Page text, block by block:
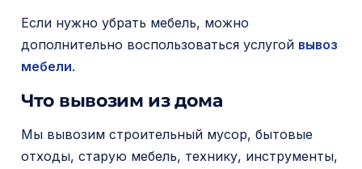
Если нужно убрать мебель, можно
дополнительно воспользоваться услугой вывоз
мебели.
Что вывозим из дома
Мы вывозим строительный мусор, бытовые
отходы, старую мебель, технику, инструменты,